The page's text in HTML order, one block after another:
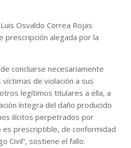
Osvaldo Correa Rojas
prescripción alegada por la
concluirse necesariamente
víctimas de violación a sus
legítimos titulares a ella, a
íntegra del daño producido
ilícitos perpetrados por
prescriptible, de conformidad
Civil”, sostiene el fallo.